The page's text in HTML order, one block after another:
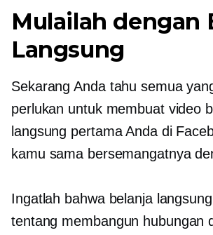
Mulailah dengan
Langsung
Sekarang Anda tahu semua
perlukan untuk membuat video
langsung pertama Anda di
kamu sama bersemangatnya
Ingatlah bahwa belanja
tentang membangun hubungan